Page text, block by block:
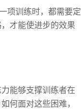
项训练时，都需要定
才能使进步的效果
能够支撑训练者在
何面对这些困难，